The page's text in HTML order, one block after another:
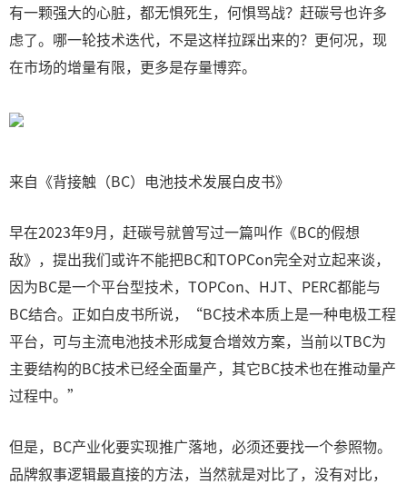
有一颗强大的心脏，都无惧死生，何惧骂战？赶碳号也许多
虑了。哪一轮技术迭代，不是这样拉踩出来的？更何况，现
在市场的增量有限，更多是存量博弈。
来自《背接触（BC）电池技术发展白皮书》
早在2023年9月，赶碳号就曾写过一篇叫作《BC的假想
敌》，提出我们或许不能把BC和TOPCon完全对立起来谈，
因为BC是一个平台型技术，TOPCon、HJT、PERC都能与
BC结合。正如白皮书所说，“BC技术本质上是一种电极工程
平台，可与主流电池技术形成复合增效方案，当前以TBC为
主要结构的BC技术已经全面量产，其它BC技术也在推动量产
过程中。”
但是，BC产业化要实现推广落地，必须还要找一个参照物。
品牌叙事逻辑最直接的方法，当然就是对比了，没有对比，